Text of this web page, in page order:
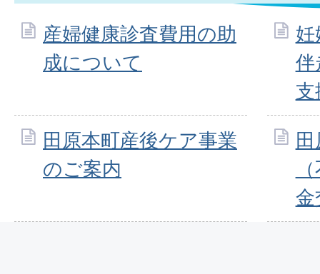
産婦健康診査費用の助
成について
伴
支
田原本町産後ケア事業
のご案内
金